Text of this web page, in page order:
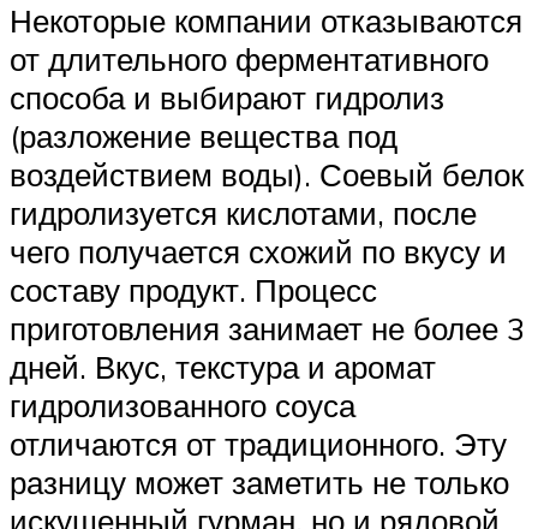
Некоторые компании отказываются
от длительного ферментативного
способа и выбирают гидролиз
(разложение вещества под
воздействием воды). Соевый белок
гидролизуется кислотами, после
чего получается схожий по вкусу и
составу продукт. Процесс
приготовления занимает не более 3
дней. Вкус, текстура и аромат
гидролизованного соуса
отличаются от традиционного. Эту
разницу может заметить не только
искушенный гурман, но и рядовой